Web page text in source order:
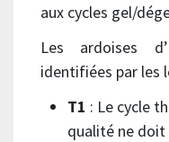
aux cycles gel/
Les ardoises
identifiées par les
T1 : Le cycle
qualité ne doit